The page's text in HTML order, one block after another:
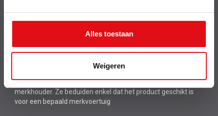
Alles toestaan
Weigeren
De logo’s zijn louter indicatief, ze zijn niet origineel en geven
niet aan dat het product gemaakt/gekeurd is door de
merkhouder. Ze beduiden enkel dat het product geschikt is
voor een bepaald merkvoertuig